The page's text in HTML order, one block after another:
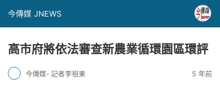
今傳媒 JNEWS
高市府將依法審查新農業循環園區環評
今傳媒- 記者李祖東 5 年前